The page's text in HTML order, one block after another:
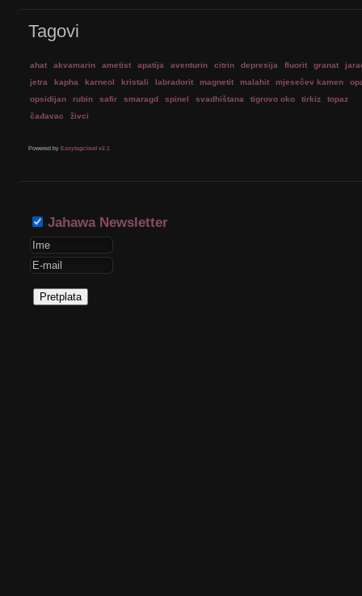
Tagovi
ahat akvamarin ametist apatija aventurin citrin depresija fluorit granat
jetra
kapha karneol kristali labradorit magnetit malahit mjesečev kamen
opsidijan
rubin safir smaragd spinel svadhištana tigrovo oko tirkiz
topaz
čađavac
živci
Powered by Easytagcloud v2.1
Jahawa Newsletter